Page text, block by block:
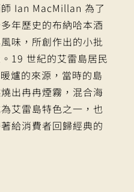
Ian MacMillan 為了
年歷史的布納哈本酒
味，所創作出的小批
19 世紀的艾雷島居民
爐的來源，當時的島
出冉冉煙霧，混合海
艾雷島特色之一，也
給消費者回歸經典的